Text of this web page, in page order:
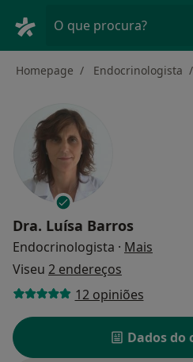
O que procura?
Homepage Endocrinologista
Dra. Luísa Barros
Endocrinologista · Mais
Viseu 2 endereços
12 opiniões
Dados do